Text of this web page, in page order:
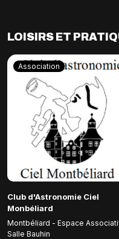
LOISIRS ET
Association
Club d'Astronomie Ciel
Monbéliard
Montbéliard - Espace
Salle Bauhin